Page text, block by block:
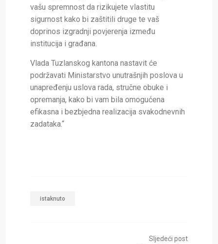
vašu spremnost da rizikujete vlastitu
sigurnost kako bi zaštitili druge te vaš
doprinos izgradnji povjerenja između
institucija i građana.
Vlada Tuzlanskog kantona nastavit će
podržavati Ministarstvo unutrašnjih poslova u
unapređenju uslova rada, stručne obuke i
opremanja, kako bi vam bila omogućena
efikasna i bezbjedna realizacija svakodnevnih
zadataka.“
istaknuto
Sljedeći post